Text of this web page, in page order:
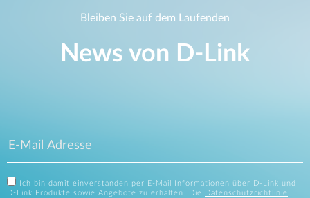
Bleiben Sie auf dem Laufenden
News von D‑Link
Ich bin damit einverstanden per E-Mail Informationen über D-Link und
D-Link Produkte sowie Angebote zu erhalten. Die
Datenschutzrichtlinie